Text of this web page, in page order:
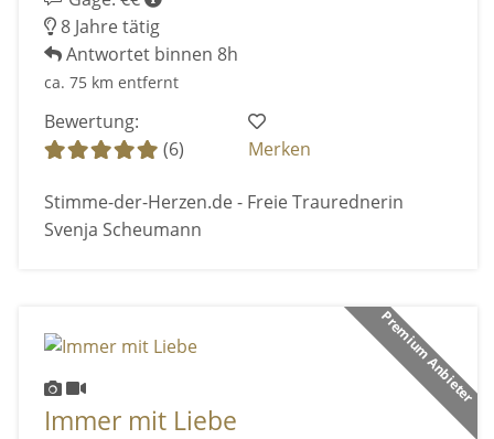
8 Jahre tätig
Antwortet binnen 8h
ca. 75 km entfernt
Bewertung:
(6)
Merken
Stimme-der-Herzen.de - Freie Traurednerin
Svenja Scheumann
Premium Anbieter
Immer mit Liebe